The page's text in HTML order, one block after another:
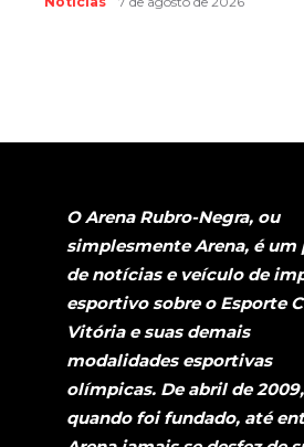
O Arena Rubro-Negra, ou
simplesmente Arena, é um
de notícias e veículo de
esportivo sobre o Esporte
Vitória e suas demais
modalidades esportivas
olímpicas. De abril de 2009,
quando foi fundado, até